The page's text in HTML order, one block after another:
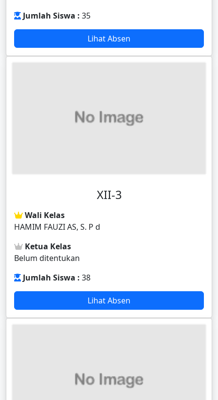
Jumlah Siswa : 35
Lihat Absen
XII-3
Wali Kelas
HAMIM FAUZI AS, S. P d
Ketua Kelas
Belum ditentukan
Jumlah Siswa : 38
Lihat Absen